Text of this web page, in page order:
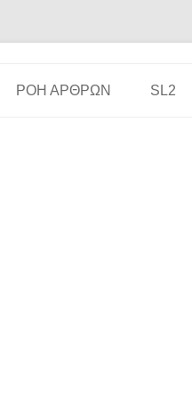
ΡΟΗ ΑΡΘΡΩΝ SL2